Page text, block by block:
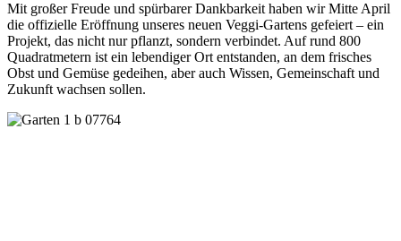
Mit großer Freude und spürbarer Dankbarkeit haben wir Mitte April
die offizielle Eröffnung unseres neuen Veggi-Gartens gefeiert – ein
Projekt, das nicht nur pflanzt, sondern verbindet. Auf rund 800
Quadratmetern ist ein lebendiger Ort entstanden, an dem frisches
Obst und Gemüse gedeihen, aber auch Wissen, Gemeinschaft und
Zukunft wachsen sollen.